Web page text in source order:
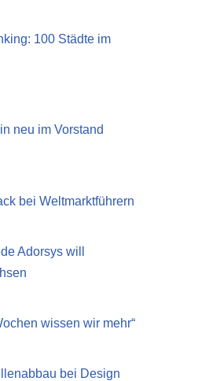
100 Städte im
neu im Vorstand
bei Weltmarktführern
Adorsys will
wissen wir mehr“
bei Design